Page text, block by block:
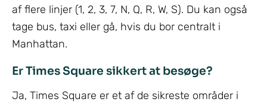
af flere linjer (1, 2, 3, 7, N, Q, R, W, S). Du kan også
tage bus, taxi eller gå, hvis du bor centralt i
Manhattan.
Er Times Square sikkert at besøge?
Ja, Times Square er et af de sikreste områder i